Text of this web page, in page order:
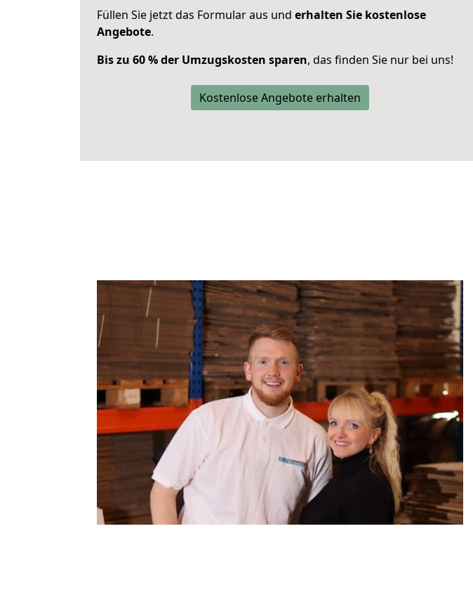
Füllen Sie jetzt das Formular aus und erhalten Sie kostenlose
Angebote.
Bis zu 60 % der Umzugskosten sparen, das finden Sie nur bei uns!
Kostenlose Angebote erhalten